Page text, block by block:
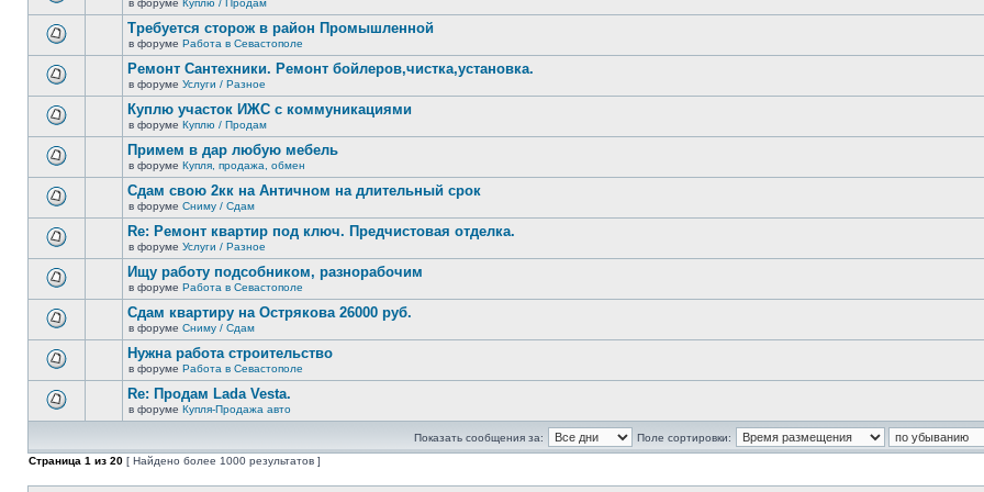
новых
непрочитанных
сообщений.
новых
непрочитанных
сообщений.
в форуме Куплю / Продам
новых
непрочитанных
сообщений.
Требуется сторож в район Промышленной
в форуме Работа в Севастополе
новых
непрочитанных
сообщений.
Ремонт Сантехники. Ремонт бойлеров,чистка,установка.
в форуме Услуги / Разное
новых
непрочитанных
сообщений.
Куплю участок ИЖС с коммуникациями
в форуме Куплю / Продам
новых
непрочитанных
сообщений.
Примем в дар любую мебель
в форуме Купля, продажа, обмен
новых
непрочитанных
сообщений.
Сдам свою 2кк на Античном на длительный срок
в форуме Сниму / Сдам
новых
непрочитанных
сообщений.
Re: Ремонт квартир под ключ. Предчистовая отделка.
в форуме Услуги / Разное
новых
непрочитанных
сообщений.
Ищу работу подсобником, разнорабочим
в форуме Работа в Севастополе
новых
непрочитанных
сообщений.
Сдам квартиру на Острякова 26000 руб.
в форуме Сниму / Сдам
новых
сообщений.
Нужна работа строительство
в форуме Работа в Севастополе
нет
новых
сообщений.
Re: Продам Lada Vesta.
в форуме Купля-Продажа авто
Показать сообщения за:
Поле сортировки:
Страница 1 из 20 [ Найдено более 1000 результатов ]